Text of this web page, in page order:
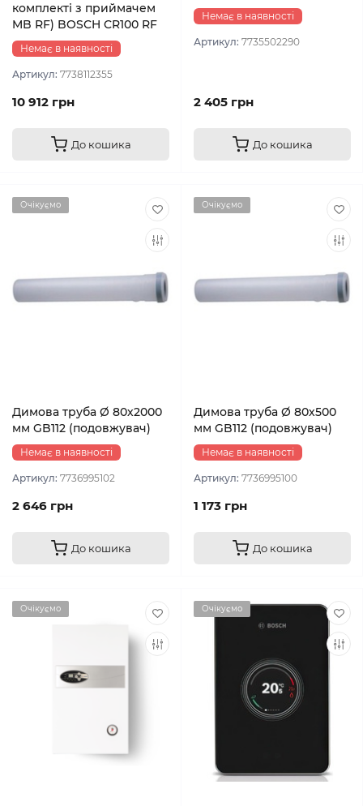
комплекті з приймачем
MB RF) BOSCH CR100 RF
Немає в наявності
Артикул: 7738112355
10 912 грн
До кошика
Немає в наявності
Артикул: 7735502290
2 405 грн
До кошика
Очікуємо
Димова труба Ø 80х2000
мм GB112 (подовжувач)
Немає в наявності
Артикул: 7736995102
2 646 грн
До кошика
Очікуємо
Димова труба Ø 80х500
мм GB112 (подовжувач)
Немає в наявності
Артикул: 7736995100
1 173 грн
До кошика
Очікуємо Очікуємо